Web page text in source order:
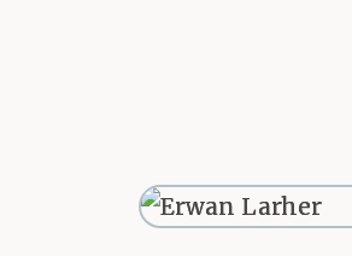
suis Jean-